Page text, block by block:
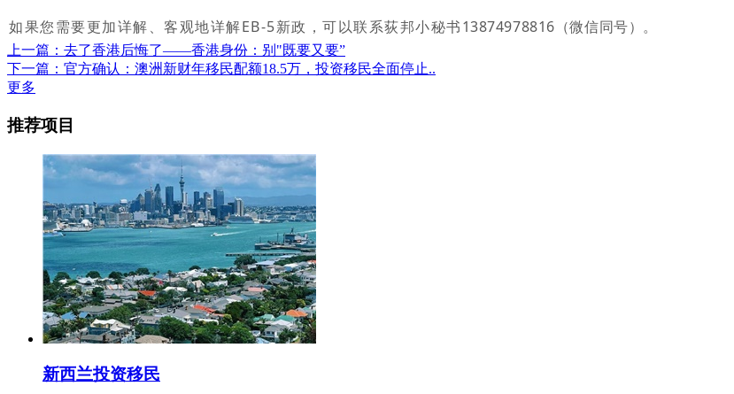
如果您需要更加详解、客观地详解EB-5新政，可以联系荻邦小秘书13874978816（微信同号）。
上一篇：去了香港后悔了——香港身份：别"既要又要”
下一篇：官方确认：澳洲新财年移民配额18.5万，投资移民全面停止..
更多
推荐项目
新西兰投资移民